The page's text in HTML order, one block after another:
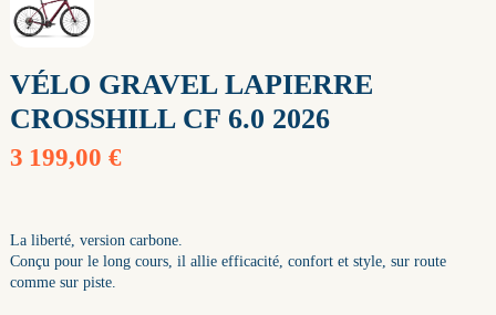
VÉLO GRAVEL LAPIERRE
CROSSHILL CF 6.0 2026
3 199,00 €
La liberté, version carbone.
Conçu pour le long cours, il allie efficacité, confort et style, sur route
comme sur piste.